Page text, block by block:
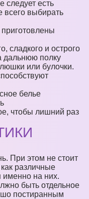
следует есть
выбирать
сладкого и острого
дальнюю полку
или булочки.
белье
чтобы лишний раз
При этом не стоит
как различные
именно на них.
быть отдельное
постиранным